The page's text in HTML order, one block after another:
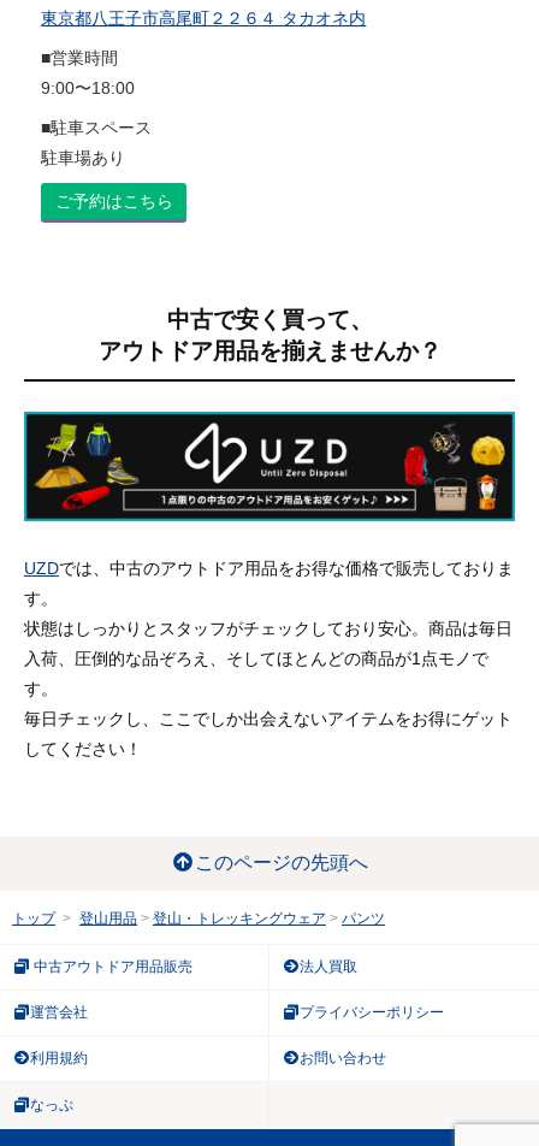
東京都八王子市高尾町２２６４ タカオネ内
■営業時間
9:00〜18:00
■駐車スペース
駐車場あり
ご予約はこちら
中古で安く買って、
アウトドア用品を揃えませんか？
UZDでは、中古のアウトドア用品をお得な価格で販売しておりま
す。
状態はしっかりとスタッフがチェックしており安心。商品は毎日
入荷、圧倒的な品ぞろえ、そしてほとんどの商品が1点モノで
す。
毎日チェックし、ここでしか出会えないアイテムをお得にゲット
してください！
このページの先頭へ
トップ 登山用品 登山・トレッキングウェア パンツ
中古アウトドア用品販売 法人買取
運営会社 プライバシーポリシー
利用規約 お問い合わせ
なっぷ